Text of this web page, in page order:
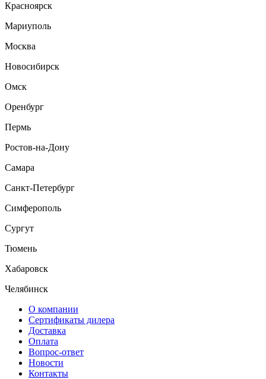
Красноярск
Мариуполь
Москва
Новосибирск
Омск
Оренбург
Пермь
Ростов-на-Дону
Самара
Санкт-Петербург
Симферополь
Сургут
Тюмень
Хабаровск
Челябинск
О компании
Сертификаты дилера
Доставка
Оплата
Вопрос-ответ
Новости
Контакты